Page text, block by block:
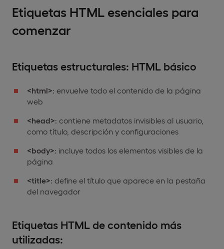
Etiquetas HTML esenciales para
comenzar
Etiquetas estructurales: HTML básico
<html>: envuelve todo el contenido de la página
web
<head>: contiene metadatos invisibles al usuario,
como título, descripción y configuraciones
<body>: incluye todos los elementos visibles de la
página
<title>: define el título que aparece en la pestaña
del navegador
Etiquetas HTML de contenido más
utilizadas: